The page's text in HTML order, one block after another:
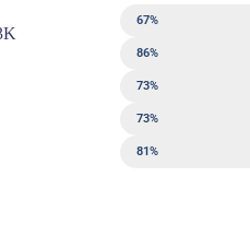
Puissance
67%
Contrôle
86%
Sweet spot
73%
Sortie de balle
73%
Maniabilité
81%